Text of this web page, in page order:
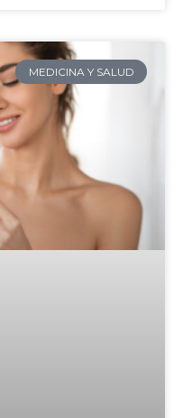
MEDICINA Y SALUD